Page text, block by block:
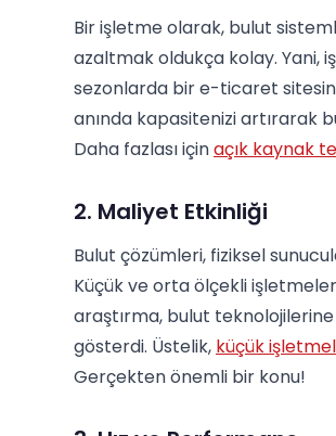
Bir işletme olarak, bulut
azaltmak oldukça kolay. Yani,
sezonlarda bir e-ticaret
anında kapasitenizi artırarak
Daha fazlası içinaçık kaynak
2. Maliyet Etkinliği
Bulut çözümleri, fiziksel
Küçük ve orta ölçekli
araştırma, bulut
gösterdi. Üstelik, küçük
Gerçekten önemli bir konu!